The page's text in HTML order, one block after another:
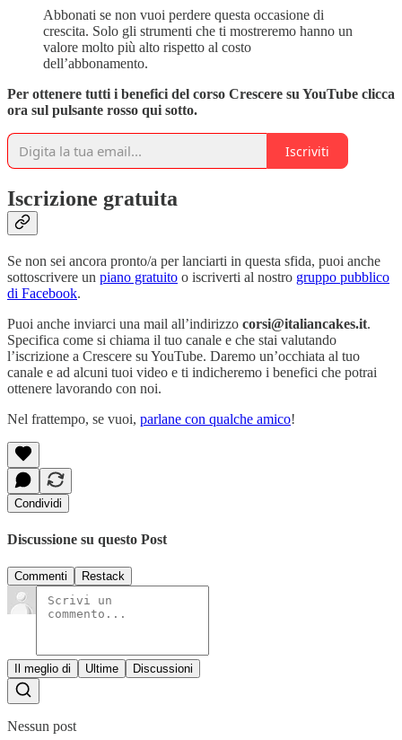
Abbonati se non vuoi perdere questa occasione di
crescita. Solo gli strumenti che ti mostreremo hanno un
valore molto più alto rispetto al costo
dell’abbonamento.
Per ottenere tutti i benefici del corso Crescere su YouTube clicca
ora sul pulsante rosso qui sotto.
Iscriviti
Iscrizione gratuita
Se non sei ancora pronto/a per lanciarti in questa sfida, puoi anche
sottoscrivere un piano gratuito o iscriverti al nostro gruppo pubblico
di Facebook.
Puoi anche inviarci una mail all’indirizzo corsi@italiancakes.it.
Specifica come si chiama il tuo canale e che stai valutando
l’iscrizione a Crescere su YouTube. Daremo un’occhiata al tuo
canale e ad alcuni tuoi video e ti indicheremo i benefici che potrai
ottenere lavorando con noi.
Nel frattempo, se vuoi, parlane con qualche amico!
Condividi
Discussione su questo Post
Commenti Restack
Il meglio di Ultime Discussioni
Nessun post